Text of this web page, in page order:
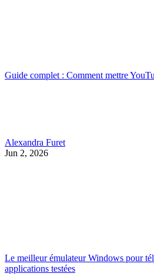
Guide complet : Comment mettre
Alexandra Furet
Jun 2, 2026
Le meilleur émulateur Windows pour
applications testées